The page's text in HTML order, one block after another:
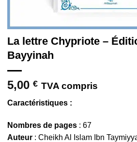
La lettre Chypriote –
Bayyinah
5,00 € TVA compris
Caractéristiques :
Nombres de pages : 67
Auteur : Cheikh Al Islam Ibn